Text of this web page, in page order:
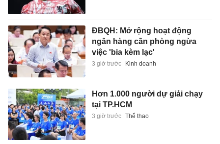
ĐBQH: Mở rộng hoạt động
ngân hàng cần phòng ngừa
việc 'bia kèm lạc'
3 giờ trước Kinh doanh
Hơn 1.000 người dự giải chạy
tại TP.HCM
3 giờ trước Thể thao